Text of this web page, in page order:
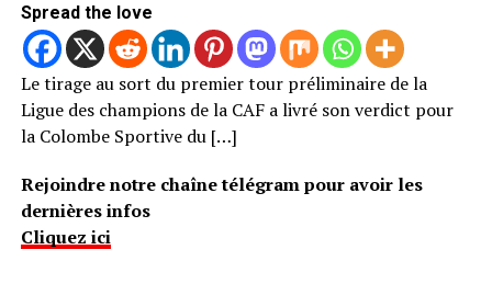
Spread the love
Le tirage au sort du premier tour préliminaire de la
Ligue des champions de la CAF a livré son verdict pour
la Colombe Sportive du […]
Rejoindre notre chaîne télégram pour avoir les
dernières infos
Cliquez ici